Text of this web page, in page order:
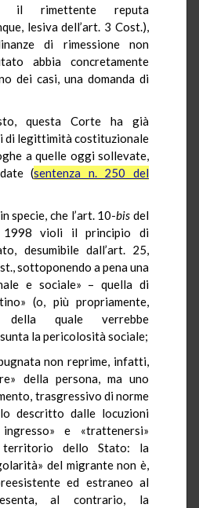
il rimettente reputa
lesiva dell’art. 3 Cost.),
di rimessione non
abbia concretamente
dei casi, una domanda di
questa Corte ha già
di legittimità costituzionale
a quelle oggi sollevate,
(sentenza n. 250 del
specie, che l’art. 10-bis del
violi il principio di
desumibile dall’art. 25,
sottoponendo a pena una
e sociale» – quella di
(o, più propriamente,
della quale verrebbe
la pericolosità sociale;
non reprime, infatti,
della persona, ma uno
trasgressivo di norme
descritto dalle locuzioni
e «trattenersi»
dello Stato: la
del migrante non è,
ed estraneo al
al contrario, la